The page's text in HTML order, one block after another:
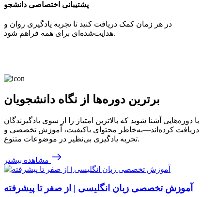
پشتیبانی اختصاصی دانشجو
در هر زمان کمک دریافت کنید تا تجربه یادگیری روان و
هدایت‌شده‌ای برای همه فراهم شود.
برترین دوره‌ها از نگاه دانشجویان
با دوره‌هایی آشنا شوید که بالاترین امتیاز را از سوی یادگیرندگان
دریافت کرده‌اند—به‌خاطر محتوای باکیفیت، آموزش تخصصی و
تجربه یادگیری بی‌نظیر در موضوعات متنوع.
مشاهده بیشتر
آموزش تخصصی زبان انگلیسی | از صفر تا پیشرفته